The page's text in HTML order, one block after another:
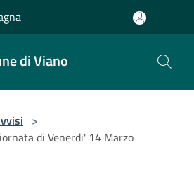
di Viano
>
di Venerdi' 14 Marzo